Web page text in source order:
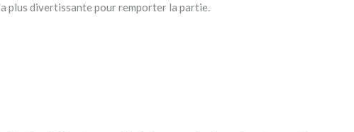
plus divertissante pour remporter la partie.